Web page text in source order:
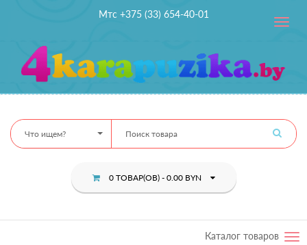
Мтс +375 (33) 654-40-01
Toggle
Что ищем?
0 ТОВАР(ОВ) - 0.00 BYN
Каталог товаров